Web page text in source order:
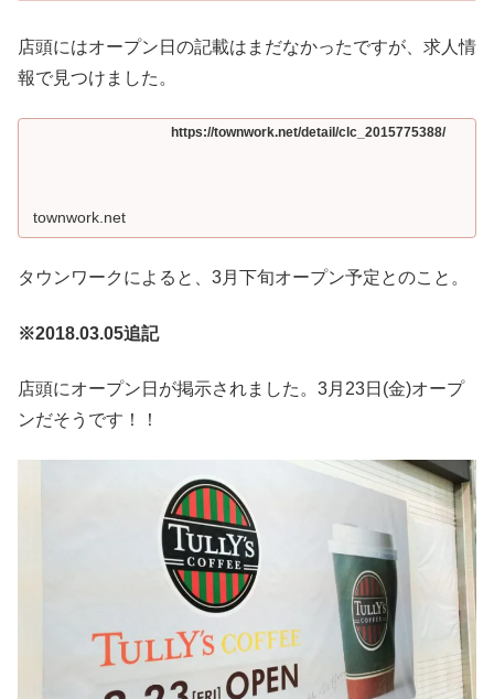
店頭にはオープン日の記載はまだなかったですが、求人情
報で見つけました。
https://townwork.net/detail/clc_2015775388/
townwork.net
タウンワークによると、3月下旬オープン予定とのこと。
※2018.03.05追記
店頭にオープン日が掲示されました。3月23日(金)オープ
ンだそうです！！